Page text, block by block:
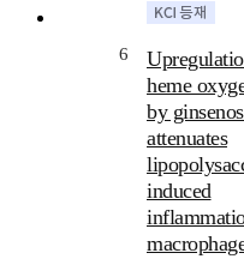
6
heme
by
attenuates
induced